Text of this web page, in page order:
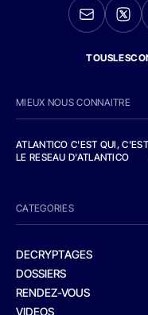
MIEUX NOUS CONNAITRE
ATLANTICO C'EST QUI,
LE RESEAU D'ATLANTICO
CATEGORIES
DECRYPTAGES
DOSSIERS
RENDEZ-VOUS
VIDEOS